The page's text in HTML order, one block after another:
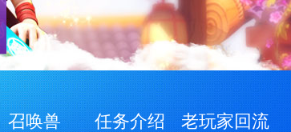
召唤兽 任务介绍 老玩家回流